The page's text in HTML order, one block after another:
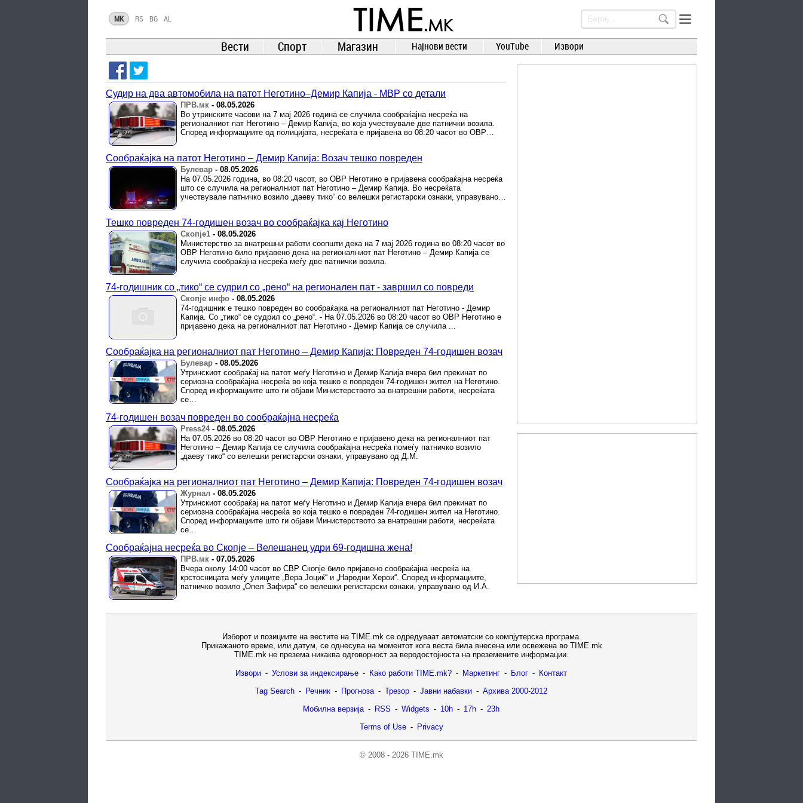
TIME.mk
ВЕСТИ
NEWS
MK RS BG AL
Вести Спорт Магазин Најнови вести YouTube Извори
Судир на два автомобила на патот Неготино–Демир Капија - МВР со детали
ПРВ.мк - 08.05.2026
Во утринските часови на 7 мај 2026 година се случила сообраќајна несреќа на
регионалниот пат Неготино – Демир Капија, во која учествувале две патнички возила.
Според информациите од полицијата, несреќата е пријавена во 08:20 часот во ОВР…
Сообраќајка на патот Неготино – Демир Капија: Возач тешко повреден
Булевар - 08.05.2026
На 07.05.2026 година, во 08:20 часот, во ОВР Неготино е пријавена сообраќајна несреќа
што се случила на регионалниот пат Неготино – Демир Капија. Во несреќата
учествувале патничко возило „даеву тико“ со велешки регистарски ознаки, управувано…
Тешко повреден 74-годишен возач во сообраќајка кај Неготино
Скопје1 - 08.05.2026
Министерство за внатрешни работи соопшти дека на 7 мај 2026 година во 08:20 часот во
ОВР Неготино било пријавено дека на регионалниот пат Неготино – Демир Капија се
случила сообраќајна несреќа меѓу две патнички возила.
74-годишник со „тико“ се судрил со „рено“ на регионален пат - завршил со повреди
Скопје инфо - 08.05.2026
74-годишник е тешко повреден во сообраќајка на регионалниот пат Неготино - Демир
Капија. Со „тико“ се судрил со „рено“. - На 07.05.2026 во 08:20 часот во ОВР Неготино e
пријавено дека на регионалниот пат Неготино - Демир Капија се случила ...
Сообраќајка на регионалниот пат Неготино – Демир Капија: Повреден 74-годишен возач
Булевар - 08.05.2026
Утринскиот сообраќај на патот меѓу Неготино и Демир Капија вчера бил прекинат по
сериозна сообраќајна несреќа во која тешко е повреден 74-годишен жител на Неготино.
Според информациите што ги објави Министерството за внатрешни работи, несреќата
се…
74-годишен возач повреден во сообраќајна несреќа
Press24- 08.05.2026
На 07.05.2026 во 08:20 часот во ОВР Неготино e пријавено дека на регионалниот пат
Неготино – Демир Капија се случила сообраќајна несреќа помеѓу патничко возило
„даеву тико“ со велешки регистарски ознаки, управувано од Д.М.
Сообраќајка на регионалниот пат Неготино – Демир Капија: Повреден 74-годишен возач
Журнал - 08.05.2026
Утринскиот сообраќај на патот меѓу Неготино и Демир Капија вчера бил прекинат по
сериозна сообраќајна несреќа во која тешко е повреден 74-годишен жител на Неготино.
Според информациите што ги објави Министерството за внатрешни работи, несреќата
се…
Сообраќајна несреќа во Скопје – Велешанец удри 69-годишна жена!
ПРВ.мк - 07.05.2026
Вчера околу 14:00 часот во СВР Скопје било пријавено сообраќајна несреќа на
крстосницата меѓу улиците „Вера Јоциќ“ и „Народни Херои“. Според информациите,
патничко возило „Опел Зафира“ со велешки регистарски ознаки, управувано од И.А.
Изборот и позициите на вестите на TIME.mk се одредуваат автоматски со компјутерска програма.
Прикажаното време, или датум, се однесува на моментот кога веста била внесена или освежена во TIME.mk
TIME.mk не презема никаква одговорност за веродостојноста на преземените информации.
Извори - Услови за индексирање - Како работи TIME.mk? - Маркетинг - Блог - Контакт
Tag Search - Речник - Прогноза - Трезор - Јавни набавки - Архива 2000-2012
Мобилна верзија - RSS - Widgets - 10h - 17h - 23h
Terms of Use - Privacy
© 2008 - 2026 TIME.mk